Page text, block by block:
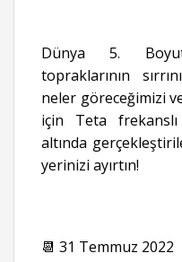
Dünya 5.
topraklarının
neler göreceğimizi
için Teta
altında
yerinizi ayırtın!
📆 31 Temmuz 2022